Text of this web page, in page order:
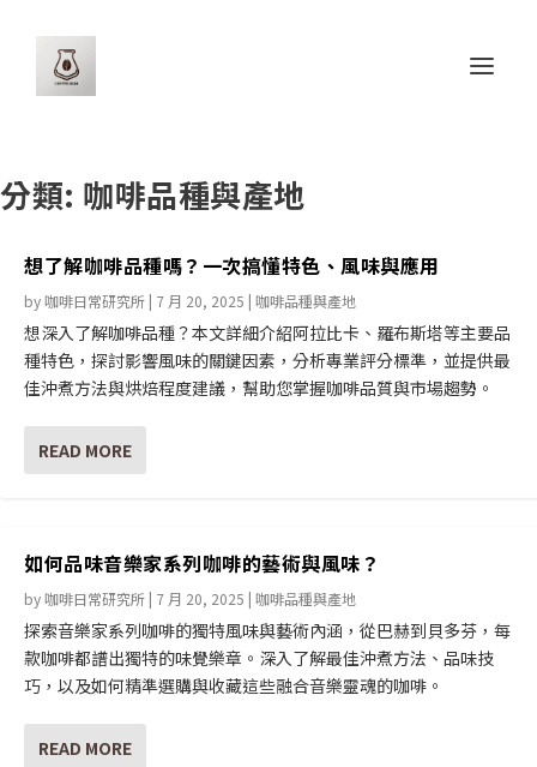
分類: 咖啡品種與產地
想了解咖啡品種嗎？一次搞懂特色、風味與應用
by咖啡日常研究所 | 7 月 20, 2025 | 咖啡品種與產地
想深入了解咖啡品種？本文詳細介紹阿拉比卡、羅布斯塔等主要品
種特色，探討影響風味的關鍵因素，分析專業評分標準，並提供最
佳沖煮方法與烘焙程度建議，幫助您掌握咖啡品質與市場趨勢。
READ MORE
如何品味音樂家系列咖啡的藝術與風味？
by咖啡日常研究所 | 7 月 20, 2025 | 咖啡品種與產地
探索音樂家系列咖啡的獨特風味與藝術內涵，從巴赫到貝多芬，每
款咖啡都譜出獨特的味覺樂章。深入了解最佳沖煮方法、品味技
巧，以及如何精準選購與收藏這些融合音樂靈魂的咖啡。
READ MORE